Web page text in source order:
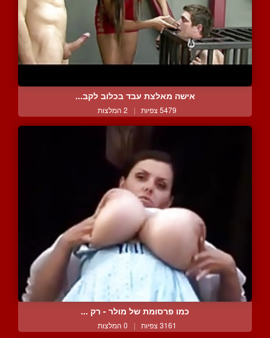
אישה מאלצת עבד בכלוב לקב...
5479 צפיות | 2 המלצות
כמו פרסומת של מולר - רק ...
3161 צפיות | 0 המלצות